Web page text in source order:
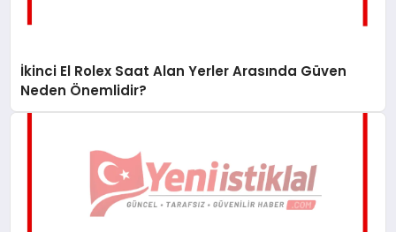
İkinci El Rolex Saat Alan Yerler Arasında Güven
Neden Önemlidir?